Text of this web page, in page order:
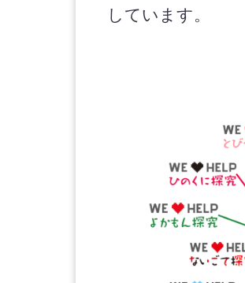
しています。